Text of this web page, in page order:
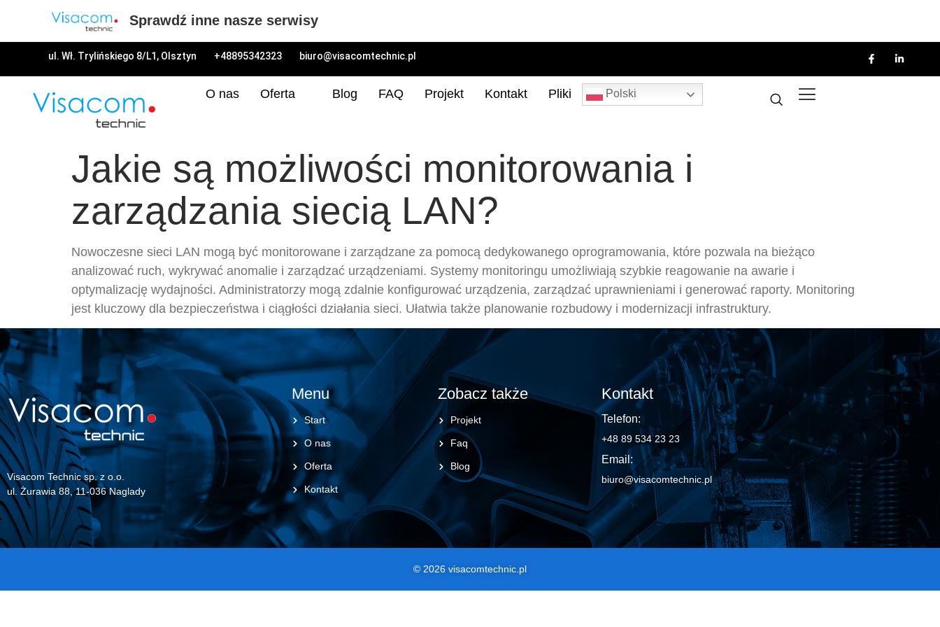
ul. Wł. Trylińskiego 8/L1, Olsztyn +48895342323 biuro@visacomtechnic.pl
O nas Oferta Blog FAQ Projekt Kontakt Pliki Polski
Jakie są możliwości monitorowania i
zarządzania siecią LAN?
Nowoczesne sieci LAN mogą być monitorowane i zarządzane za pomocą dedykowanego oprogramowania, które pozwala na bieżąco
analizować ruch, wykrywać anomalie i zarządzać urządzeniami. Systemy monitoringu umożliwiają szybkie reagowanie na awarie i
optymalizację wydajności. Administratorzy mogą zdalnie konfigurować urządzenia, zarządzać uprawnieniami i generować raporty. Monitoring
jest kluczowy dla bezpieczeństwa i ciągłości działania sieci. Ułatwia także planowanie rozbudowy i modernizacji infrastruktury.
Visacom Technic sp. z o.o.
ul. Żurawia 88, 11-036 Naglady
Menu
Start
O nas
Oferta
Kontakt
Zobacz także
Projekt
Faq
Blog
Kontakt
Telefon:
+48 89 534 23 23
Email:
biuro@visacomtechnic.pl
© 2026 visacomtechnic.pl
Sprawdź inne nasze serwisy